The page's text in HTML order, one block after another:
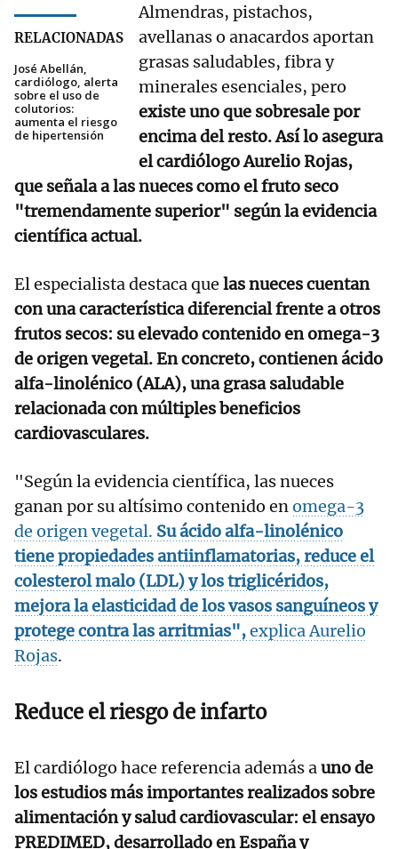
RELACIONADAS
José Abellán,
cardiólogo, alerta
sobre el uso de
colutorios:
aumenta el riesgo
de hipertensión
Almendras, pistachos,
avellanas o anacardos aportan
grasas saludables, fibra y
minerales esenciales, pero
existe uno que sobresale por
encima del resto. Así lo asegura
el cardiólogo Aurelio Rojas,
que señala a las nueces como el fruto seco
"tremendamente superior" según la evidencia
científica actual.
El especialista destaca que las nueces cuentan
con una característica diferencial frente a otros
frutos secos: su elevado contenido en omega-3
de origen vegetal. En concreto, contienen ácido
alfa-linolénico (ALA), una grasa saludable
relacionada con múltiples beneficios
cardiovasculares.
"Según la evidencia científica, las nueces
ganan por su altísimo contenido enomega-3
de origen vegetal. Su ácido alfa-linolénico
tiene propiedades antiinflamatorias, reduce el
colesterol malo (LDL) y los triglicéridos,
mejora la elasticidad de los vasos sanguíneos y
protege contra las arritmias",explicaAurelio
Rojas.
Reduce el riesgo de infarto
El cardiólogo hace referencia además auno de
los estudios más importantes realizados sobre
alimentación y salud cardiovascular: el ensayo
PREDIMED, desarrollado en España y